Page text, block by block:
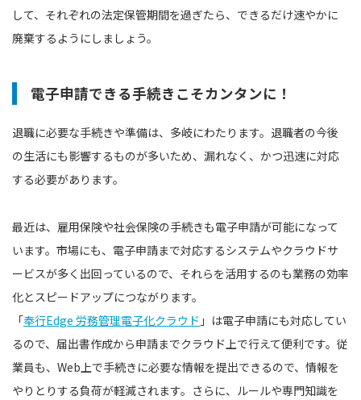
して、それぞれの法定保管期間を過ぎたら、できるだけ速やかに
廃棄するようにしましょう。
電子申請できる手続きこそカンタンに！
退職に必要な手続きや準備は、多岐にわたります。退職者の今後
の生活にも影響するものが多いため、漏れなく、かつ迅速に対応
する必要があります。
最近は、雇用保険や社会保険の手続きも電子申請が可能になって
います。市場にも、電子申請まで対応するシステムやクラウドサ
ービスが多く出回っているので、それらを活用するのも業務の効率
化とスピードアップにつながります。
「奉行Edge 労務管理電子化クラウド 」は電子申請にも対応してい
るので、届出書作成から申請までクラウド上で行えて便利です。従
業員も、Web上で手続きに必要な情報を提出できるので、情報を
やりとりする負荷が軽減されます。さらに、ルールや専門知識を